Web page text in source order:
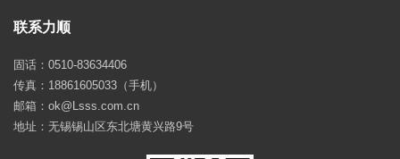
联系力顺
固话：0510-83634406
传真：18861605033（手机）
邮箱：ok@Lsss.com.cn
地址：无锡锡山区东北塘黄兴路9号